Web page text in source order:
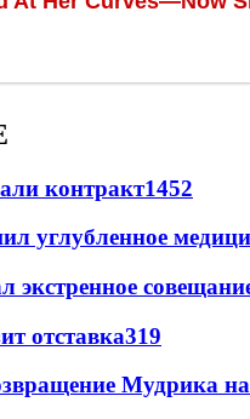
контракт1452
углубленное
отставка319
Мудрика